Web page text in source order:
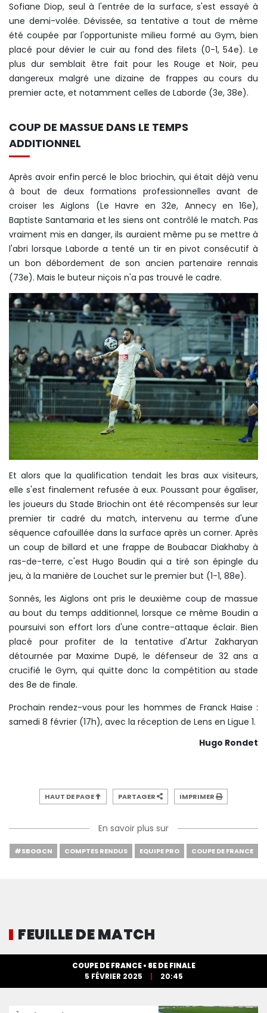
Sofiane Diop, seul à l'entrée de la surface, s'est essayé à
une demi-volée. Dévissée, sa tentative a tout de même
été coupée par l'opportuniste milieu formé au Gym, bien
placé pour dévier le cuir au fond des filets (0-1, 54e). Le
plus dur semblait être fait pour les Rouge et Noir, peu
dangereux malgré une dizaine de frappes au cours du
premier acte, et notamment celles de Laborde (3e, 38e).
COUP DE MASSUE DANS LE TEMPS
ADDITIONNEL
Après avoir enfin percé le bloc briochin, qui était déjà venu
à bout de deux formations professionnelles avant de
croiser les Aiglons (Le Havre en 32e, Annecy en 16e),
Baptiste Santamaria et les siens ont contrôlé le match. Pas
vraiment mis en danger, ils auraient même pu se mettre à
l'abri lorsque Laborde a tenté un tir en pivot consécutif à
un bon débordement de son ancien partenaire rennais
(73e). Mais le buteur niçois n'a pas trouvé le cadre.
Et alors que la qualification tendait les bras aux visiteurs,
elle s'est finalement refusée à eux. Poussant pour égaliser,
les joueurs du Stade Briochin ont été récompensés sur leur
premier tir cadré du match, intervenu au terme d'une
séquence cafouillée dans la surface après un corner. Après
un coup de billard et une frappe de Boubacar Diakhaby à
ras-de-terre, c'est Hugo Boudin qui a tiré son épingle du
jeu, à la manière de Louchet sur le premier but (1-1, 88e).
Sonnés, les Aiglons ont pris le deuxième coup de massue
au bout du temps additionnel, lorsque ce même Boudin a
poursuivi son effort lors d'une contre-attaque éclair. Bien
placé pour profiter de la tentative d'Artur Zakharyan
détournée par Maxime Dupé, le défenseur de 32 ans a
crucifié le Gym, qui quitte donc la compétition au stade
des 8e de finale.
Prochain rendez-vous pour les hommes de Franck Haise :
samedi 8 février (17h), avec la réception de Lens en Ligue 1.
Hugo Rondet
HAUT DE PAGE PARTAGER IMPRIMER
En savoir plus sur
#SBOGCN COMPTES RENDUS EQUIPE PRO COUPE DE FRANCE
FEUILLE DE MATCH
COUPE DE FRANCE • 8E DE FINALE
5 FÉVRIER 2025
20:45